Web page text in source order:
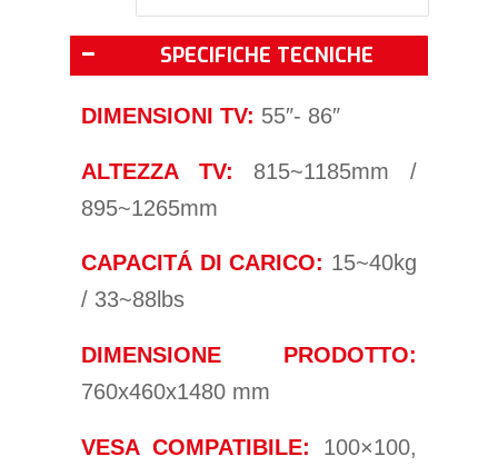
SPECIFICHE TECNICHE
DIMENSIONI TV: 55″- 86″
ALTEZZA TV: 815~1185mm /
895~1265mm
CAPACITÁ DI CARICO: 15~40kg
/ 33~88lbs
DIMENSIONE PRODOTTO:
760x460x1480 mm
VESA COMPATIBILE: 100×100,